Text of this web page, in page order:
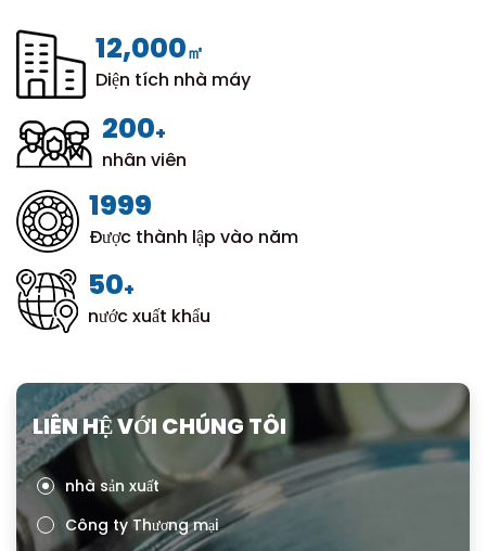
12,000㎡
Diện tích nhà máy
200+
nhân viên
1999
Được thành lập vào năm
50+
nước xuất khẩu
LIÊN HỆ VỚI CHÚNG TÔI
nhà sản xuất
Công ty Thương mại